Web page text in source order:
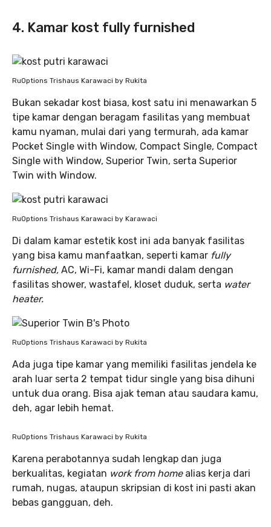
4. Kamar kost fully furnished
RuOptions Trishaus Karawaci by Rukita
Bukan sekadar kost biasa, kost satu ini menawarkan 5
tipe kamar dengan beragam fasilitas yang membuat
kamu nyaman, mulai dari yang termurah, ada kamar
Pocket Single with Window, Compact Single, Compact
Single with Window, Superior Twin, serta Superior
Twin with Window.
RuOptions Trishaus Karawaci by Karawaci
Di dalam kamar estetik kost ini ada banyak fasilitas
yang bisa kamu manfaatkan, seperti kamar fully
furnished, AC, Wi-Fi, kamar mandi dalam dengan
fasilitas shower, wastafel, kloset duduk, serta water
heater.
RuOptions Trishaus Karawaci by Rukita
Ada juga tipe kamar yang memiliki fasilitas jendela ke
arah luar serta 2 tempat tidur single yang bisa dihuni
untuk dua orang. Bisa ajak teman atau saudara kamu,
deh, agar lebih hemat.
RuOptions Trishaus Karawaci by Rukita
Karena perabotannya sudah lengkap dan juga
berkualitas, kegiatan work from home alias kerja dari
rumah, nugas, ataupun skripsian di kost ini pasti akan
bebas gangguan, deh.